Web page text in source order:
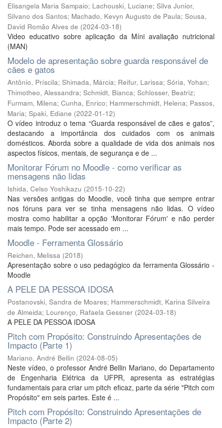
Elisangela Maria Sampaio; Lachouski, Luciane; Silva Junior,
Silvano dos Santos; Machado, Kevyn Augusto de Paula; Sousa,
David Romão Alves de (2024-03-18)
Video educativo sobre aplicação da Míni avaliação nutricional
(MAN)
Modelo de apresentação sobre guarda responsável de
cães e gatos
Antônio, Príscila; Shimada, Márcia; Reifur, Larissa; Sória, Yohan;
Thimotheo, Alessandra; Schmidt, Bianca; Schlosser, Beatriz;
Furmam, Milena; Cunha, Enrico; Hammerschmidt, Helena; Passos,
Maria; Spaki, Ediane (2022-01-12)
O vídeo introduz o tema “Guarda responsável de cães e gatos”,
destacando a importância dos cuidados com os animais
domésticos. Aborda sobre a qualidade de vida dos animais nos
aspectos físicos, mentais, de segurança e de ...
Monitorar Fórum no Moodle - como verificar as
mensagens não lidas
Ishida, Celso Yoshikazu (2015-10-22)
Nas versões antigas do Moodle, você tinha que sempre entrar
nos fóruns para ver se tinha mensagens não lidas. O vídeo
mostra como habilitar a opção 'Monitorar Fórum' e não perder
mais tempo. Pode ser acessado em ...
Moodle - Ferramenta Glossário
Reichen, Melissa (2018)
Apresentação sobre o uso pedagógico da ferramenta Glossário -
Moodle
A PELE DA PESSOA IDOSA
Postanovski, Sandra de Moares; Hammerschmidt, Karina Silveira
de Almeida; Lourenço, Rafaela Gessner (2024-03-18)
A PELE DA PESSOA IDOSA
Pitch com Propósito: Construindo Apresentações de
Impacto (Parte 1)
Mariano, André Bellin (2024-08-05)
Neste vídeo, o professor André Bellin Mariano, do Departamento
de Engenharia Elétrica da UFPR, apresenta as estratégias
fundamentais para criar um pitch eficaz, parte da série "Pitch com
Propósito" em seis partes. Este é ...
Pitch com Propósito: Construindo Apresentações de
Impacto (Parte 2)